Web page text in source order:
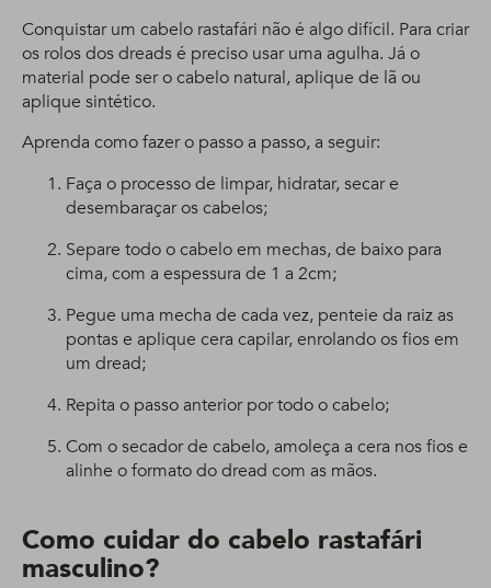
Conquistar um cabelo rastafári não é algo difícil. Para criar
os rolos dos dreads é preciso usar uma agulha. Já o
material pode ser o cabelo natural, aplique de lã ou
aplique sintético.
Aprenda como fazer o passo a passo, a seguir:
Faça o processo de limpar, hidratar, secar e
desembaraçar os cabelos;
Separe todo o cabelo em mechas, de baixo para
cima, com a espessura de 1 a 2cm;
Pegue uma mecha de cada vez, penteie da raiz as
pontas e aplique cera capilar, enrolando os fios em
um dread;
Repita o passo anterior por todo o cabelo;
Com o secador de cabelo, amoleça a cera nos fios e
alinhe o formato do dread com as mãos.
Como cuidar do cabelo rastafári
masculino?